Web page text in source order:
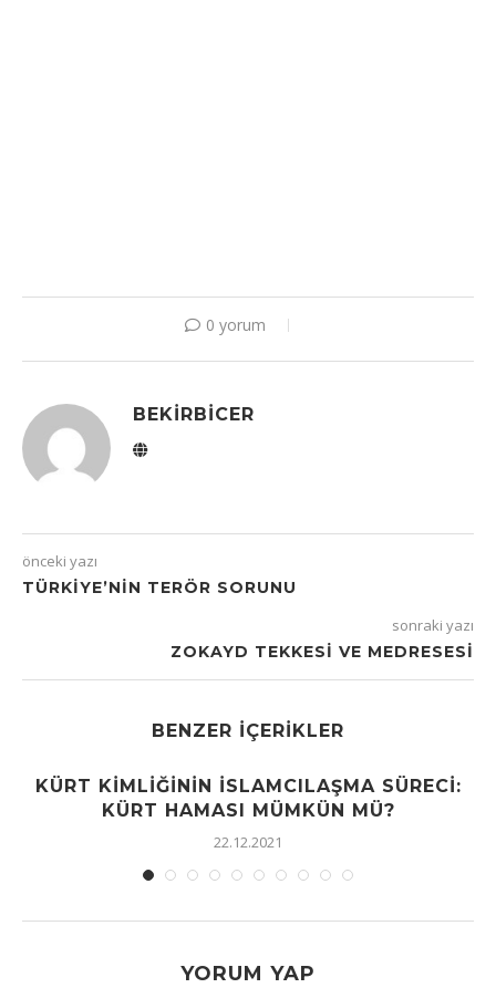
0 yorum
BEKIRBICER
önceki yazı
TÜRKIYE’NIN TERÖR SORUNU
sonraki yazı
ZOKAYD TEKKESI VE MEDRESESI
BENZER İÇERIKLER
KÜRT KIMLIĞININ İSLAMCILAŞMA SÜRECI:
KÜRT HAMASI MÜMKÜN MÜ?
22.12.2021
YORUM YAP